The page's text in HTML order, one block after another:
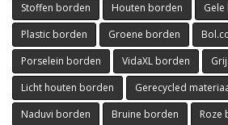
Stoffen borden
Houten borden
Plastic borden
Groene borden
Porselein borden
VidaXL borden
Licht houten borden
Gerecycled
Naduvi borden
Bruine borden
Roze